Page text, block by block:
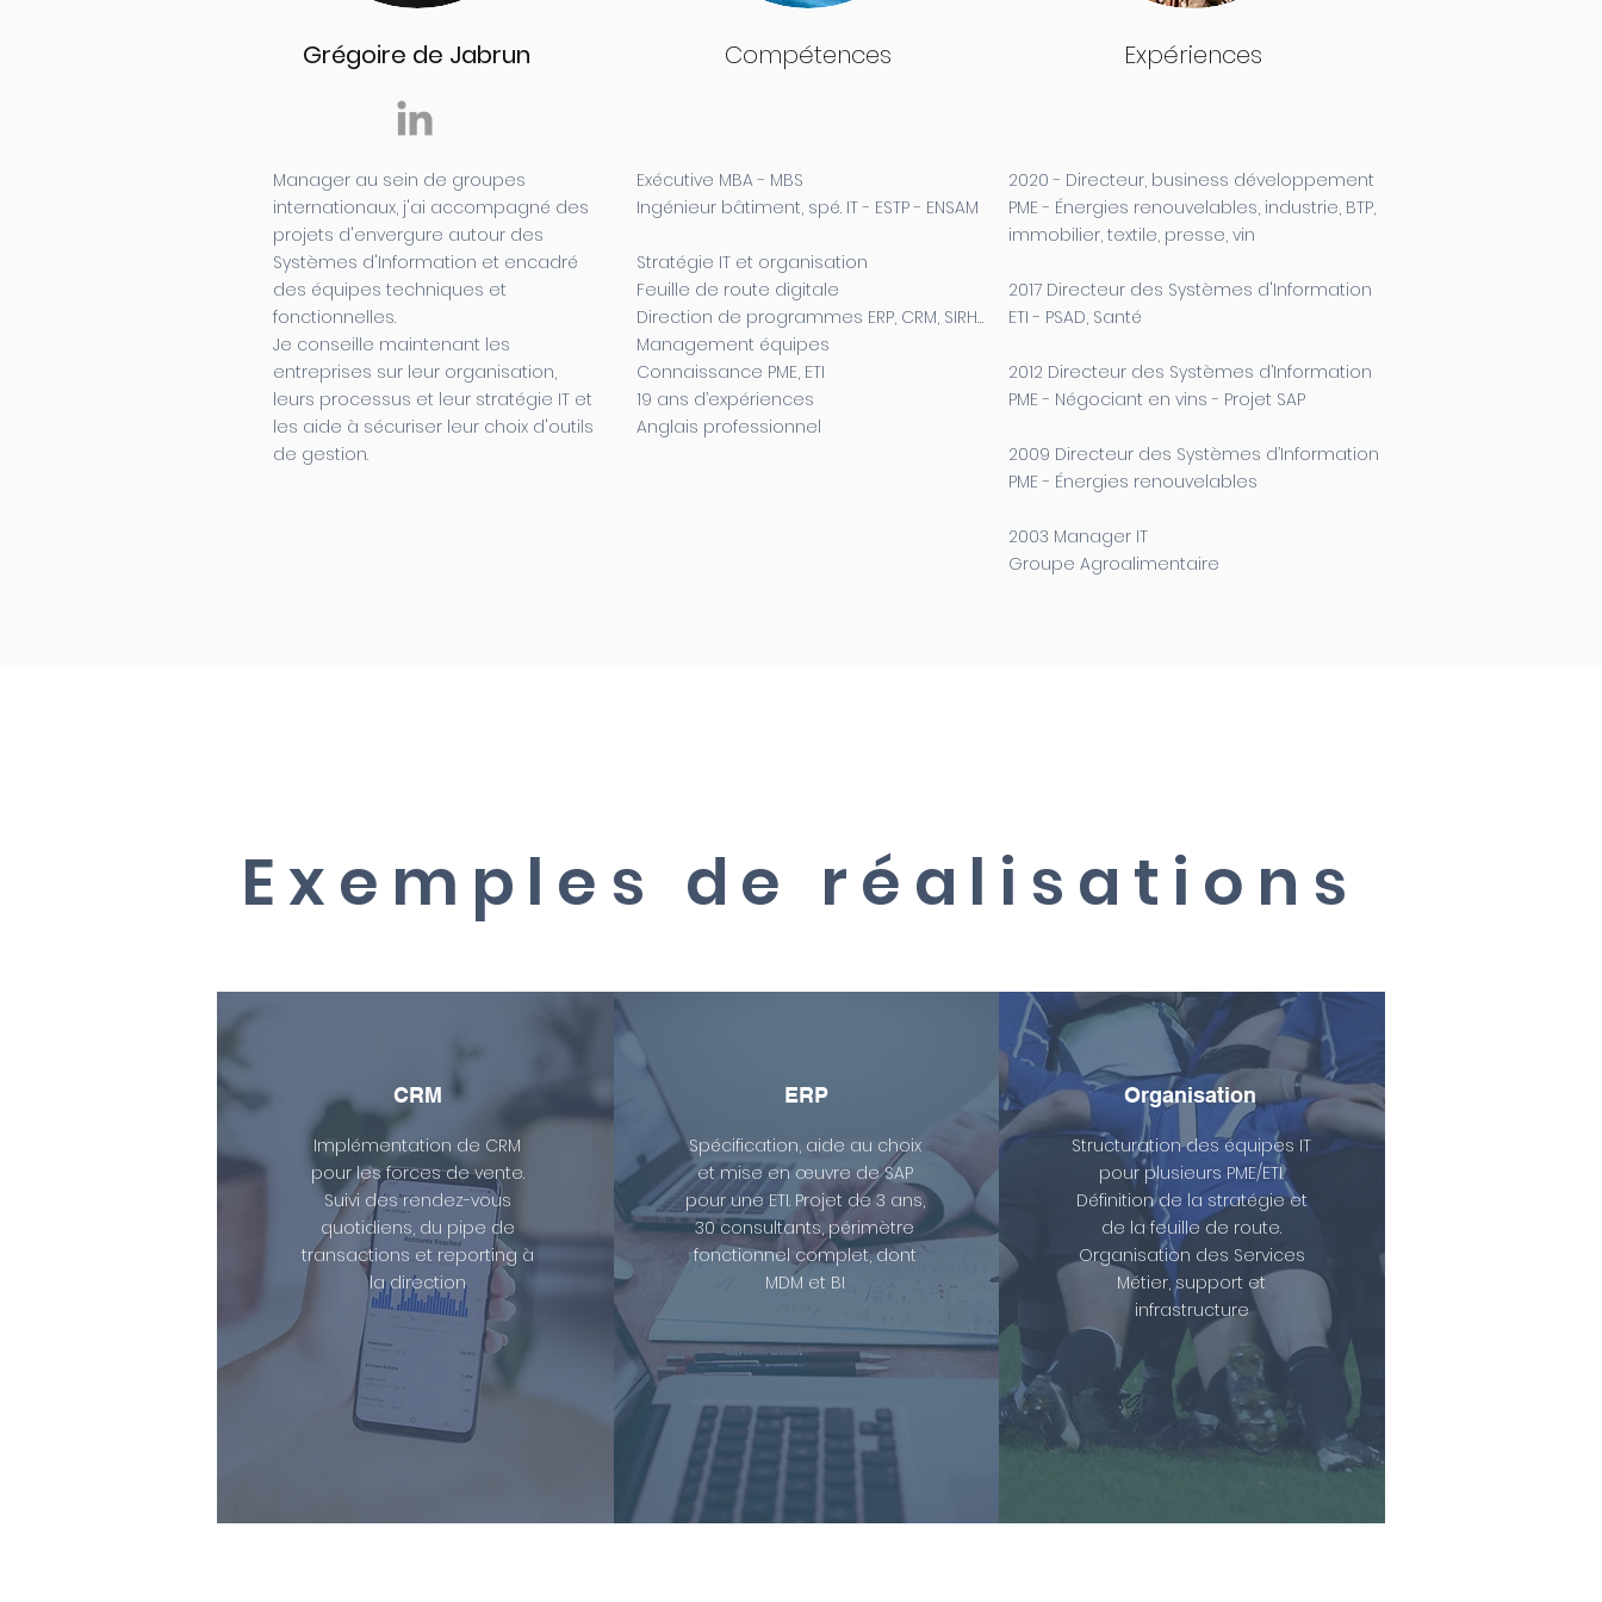
Grégoire de Jabrun
Manager au sein de groupes
internationaux, j'ai accompagné des
projets d'envergure autour des
Systèmes d'Information et encadré
des équipes techniques et
fonctionnelles.
Je conseille maintenant les
entreprises sur leur organisation,
leurs processus et leur stratégie IT et
les aide à sécuriser leur choix d'outils
de gestion.
Compétences
Exécutive MBA - MBS
Ingénieur bâtiment, spé. IT - ESTP - ENSAM
Stratégie IT et organisation
Feuille de route digitale
Direction de programmes ERP, CRM, SIRH…
Management équipes
Connaissance PME, ETI
19 ans d’expériences
Anglais professionnel
Expériences
2020 - Directeur, business développement
PME - Énergies renouvelables, industrie, BTP,
immobilier, textile, presse, vin
2017 Directeur des Systèmes d'Information
ETI - PSAD, Santé
2012 Directeur des Systèmes d’Information
PME - Négociant en vins - Projet SAP
2009 Directeur des Systèmes d’Information
PME - Énergies renouvelables
2003 Manager IT
Groupe Agroalimentaire
Exemples de réalisations
CRM
Implémentation de CRM
pour les forces de vente.
Suivi des rendez-vous
quotidiens, du pipe de
transactions et reporting à
la direction
ERP
Spécification, aide au choix
et mise en œuvre de SAP
pour une ETI. Projet de 3 ans,
30 consultants, périmètre
fonctionnel complet, dont
MDM et BI
Organisation
Structuration des équipes IT
pour plusieurs PME/ETI.
Définition de la stratégie et
de la feuille de route.
Organisation des Services
Métier, support et
infrastructure